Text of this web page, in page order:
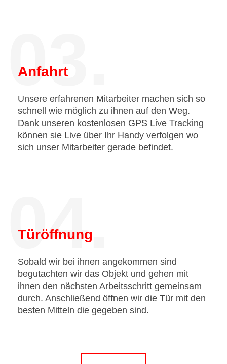
03.
Anfahrt
Unsere erfahrenen Mitarbeiter machen sich so
schnell wie möglich zu ihnen auf den Weg.
Dank unseren kostenlosen GPS Live Tracking
können sie Live über Ihr Handy verfolgen wo
sich unser Mitarbeiter gerade befindet.
04.
Türöffnung
Sobald wir bei ihnen angekommen sind
begutachten wir das Objekt und gehen mit
ihnen den nächsten Arbeitsschritt gemeinsam
durch. Anschließend öffnen wir die Tür mit den
besten Mitteln die gegeben sind.